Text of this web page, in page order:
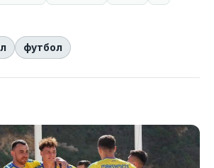
футбол